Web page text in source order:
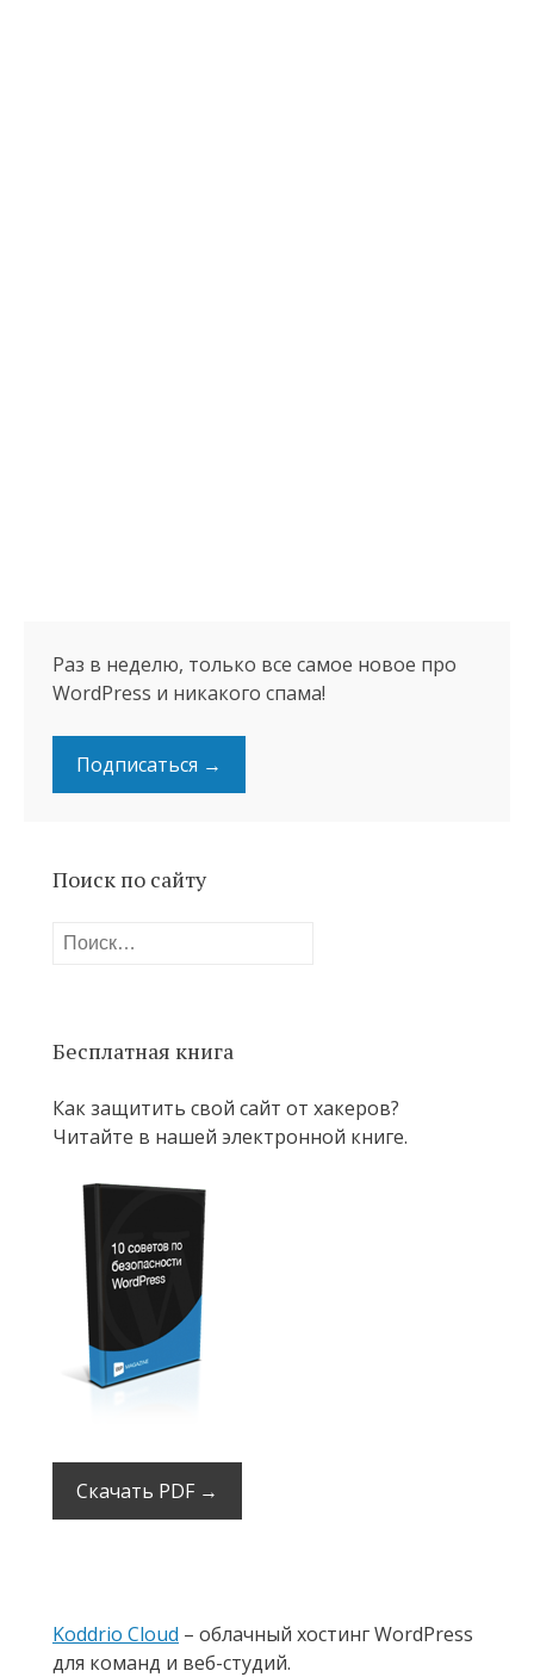
Раз в неделю, только все самое новое про
WordPress и никакого спама!
Подписаться →
Поиск по сайту
Найти:
Бесплатная книга
Как защитить свой сайт от хакеров?
Читайте в нашей электронной книге.
Скачать PDF →
Koddrio Cloud – облачный хостинг WordPress
для команд и веб-студий.